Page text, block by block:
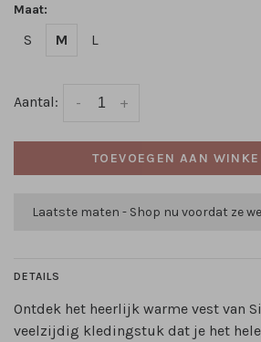
Maat:
S M L
Aantal: +
-
TOEVOEGEN AAN
Laatste maten - Shop nu voordat ze
DETAILS
Ontdek het heerlijk warme vest van
veelzijdig kledingstuk dat je het